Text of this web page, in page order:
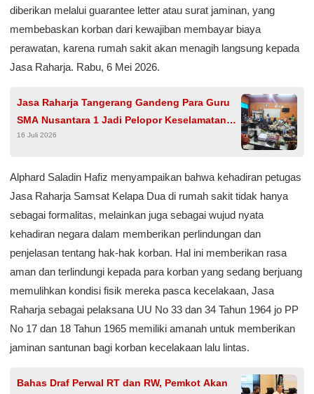
diberikan melalui guarantee letter atau surat jaminan, yang
membebaskan korban dari kewajiban membayar biaya
perawatan, karena rumah sakit akan menagih langsung kepada
Jasa Raharja. Rabu, 6 Mei 2026.
Jasa Raharja Tangerang Gandeng Para Guru
SMA Nusantara 1 Jadi Pelopor Keselamatan
Jalan Lewat Program PPKL
16 Juli 2026
Alphard Saladin Hafiz menyampaikan bahwa kehadiran petugas
Jasa Raharja Samsat Kelapa Dua di rumah sakit tidak hanya
sebagai formalitas, melainkan juga sebagai wujud nyata
kehadiran negara dalam memberikan perlindungan dan
penjelasan tentang hak-hak korban. Hal ini memberikan rasa
aman dan terlindungi kepada para korban yang sedang berjuang
memulihkan kondisi fisik mereka pasca kecelakaan, Jasa
Raharja sebagai pelaksana UU No 33 dan 34 Tahun 1964 jo PP
No 17 dan 18 Tahun 1965 memiliki amanah untuk memberikan
jaminan santunan bagi korban kecelakaan lalu lintas.
Bahas Draf Perwal RT dan RW, Pemkot Akan